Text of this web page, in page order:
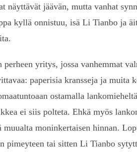
näyttävät jäävän, mutta vanhat
kyllä onnistuu, isä Li Tianbo ja
yritys, jossa vanhemmat
paperisia kransseja ja muita
ostamalla
ei siis polteta. Ehkä myös
muualta moninkertaisen hinnan.
pimeyteen tai sitten Li Tianbo